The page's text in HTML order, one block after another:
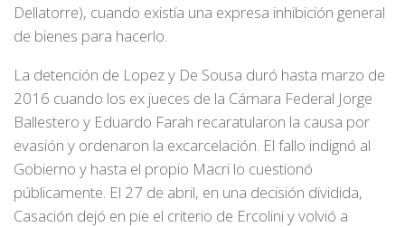
Dellatorre), cuando existía una expresa inhibición general
de bienes para hacerlo.
La detención de Lopez y De Sousa duró hasta marzo de
2016 cuando los ex jueces de la Cámara Federal Jorge
Ballestero y Eduardo Farah recaratularon la causa por
evasión y ordenaron la excarcelación. El fallo indignó al
Gobierno y hasta el propio Macri lo cuestionó
públicamente. El 27 de abril, en una decisión dividida,
Casación dejó en pie el criterio de Ercolini y volvió a